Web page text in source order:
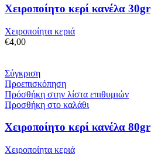
Χειροποίητο κερί κανέλα 30gr
Χειροποίητα κεριά
€4,00
Σύγκριση
Προεπισκόπηση
Πρόσθήκη στην λίστα επιθυμιών
Προσθήκη στο καλάθι
Χειροποίητο κερί κανέλα 80gr
Χειροποίητα κεριά